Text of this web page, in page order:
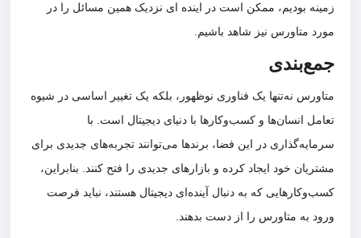
زمینه بودیم، ممکن است در اینده ای نزدیک همین مسائل را در
مورد متاورس نیز شاهد باشیم.
جمع‌بندی
متاورس نه‌تنها یک فناوری نوظهور، بلکه یک تغییر اساسی در شیوه
تعامل انسان‌ها و کسب‌وکارها با دنیای دیجیتال است. با
سرمایه‌گذاری در این فضا، برندها می‌توانند تجربه‌های جدیدی برای
مشتریان خود ایجاد کرده و بازارهای جدیدی را فتح کنند. بنابراین،
کسب‌وکارهایی که به دنبال آینده‌ای دیجیتال هستند، نباید فرصت
ورود به متاورس را از دست بدهند.